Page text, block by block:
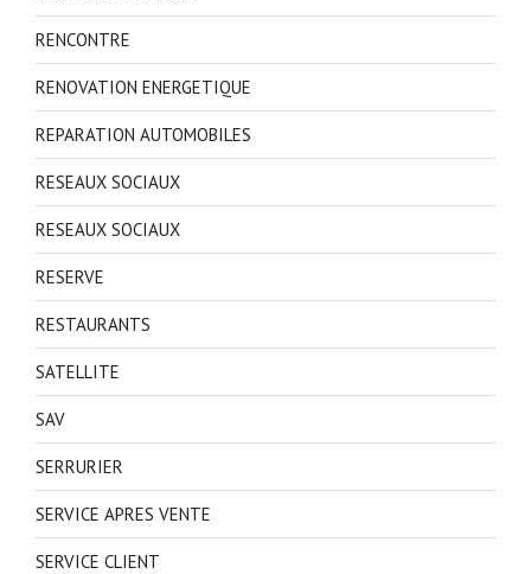
RENCONTRE
RENOVATION ENERGETIQUE
REPARATION AUTOMOBILES
RESEAUX SOCIAUX
RESEAUX SOCIAUX
RESERVE
RESTAURANTS
SATELLITE
SAV
SERRURIER
SERVICE APRES VENTE
SERVICE CLIENT